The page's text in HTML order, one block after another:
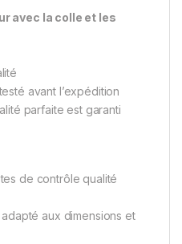
avec la colle et les
avant l’expédition
parfaite est garanti
de contrôle qualité
aux dimensions et